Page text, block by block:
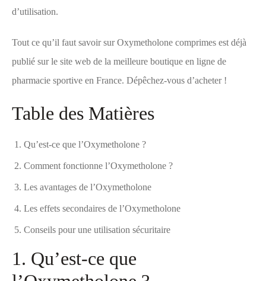
d’utilisation.
Tout ce qu’il faut savoir surOxymetholone comprimes est déjà
publié sur le site web de la meilleure boutique en ligne de
pharmacie sportive en France. Dépêchez-vous d’acheter !
Table des Matières
Qu’est-ce que l’Oxymetholone ?
Comment fonctionne l’Oxymetholone ?
Les avantages de l’Oxymetholone
Les effets secondaires de l’Oxymetholone
Conseils pour une utilisation sécuritaire
1. Qu’est-ce que